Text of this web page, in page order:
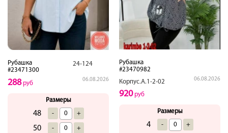
Рубашка
#23471300
24-124
06.08.2026
288руб
Размеры
48 - +
50 - +
Рубашка
#23470982
Корпус.А.1-2-02
06.08.2026
920руб
Размеры
4 - +